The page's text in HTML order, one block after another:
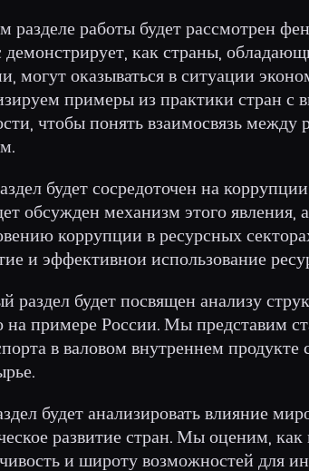
разделе работы будет рассмотрен
демонстрирует, как страны,
могут оказываться в ситуации
примеры из практики стран с
чтобы понять взаимосвязь
будет сосредоточен на
обсужден механизм этого
коррупции в ресурсных
и эффективнои использование
раздел будет посвящен анализу
на примере России. Мы представим
в валовом внутреннем
будет анализировать влияние
развитие стран. Мы оценим,
и широту возможностей для